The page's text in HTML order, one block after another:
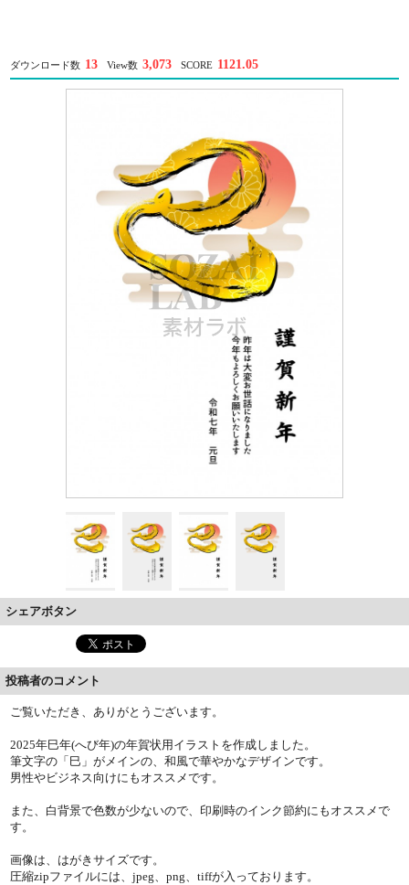
ダウンロード数 13 View数 3,073 SCORE 1121.05
シェアボタン
投稿者のコメント
ご覧いただき、ありがとうございます。
2025年巳年(へび年)の年賀状用イラストを作成しました。
筆文字の「巳」がメインの、和風で華やかなデザインです。
男性やビジネス向けにもオススメです。
また、白背景で色数が少ないので、印刷時のインク節約にもオススメで
す。
画像は、はがきサイズです。
圧縮zipファイルには、jpeg、png、tiffが入っております。